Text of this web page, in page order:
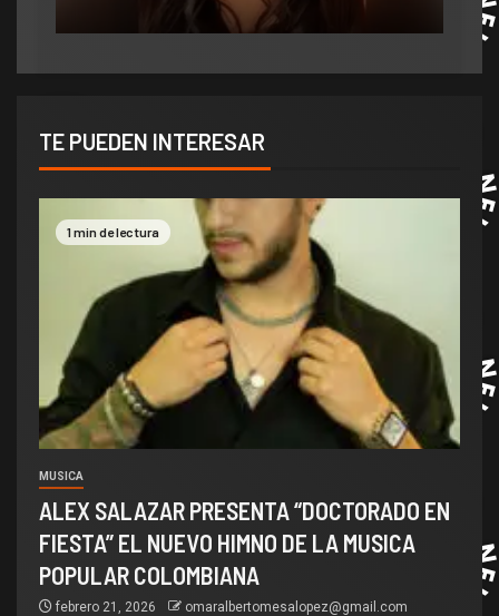
TE PUEDEN INTERESAR
1 min de lectura
MUSICA
ALEX SALAZAR PRESENTA “DOCTORADO EN
FIESTA” EL NUEVO HIMNO DE LA MUSICA
POPULAR COLOMBIANA
febrero 21, 2026 omaralbertomesalopez@gmail.com